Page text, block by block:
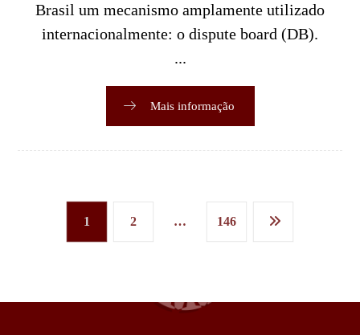
Brasil um mecanismo amplamente utilizado
internacionalmente: o dispute board (DB).
...
Mais informação
1 2 … 146